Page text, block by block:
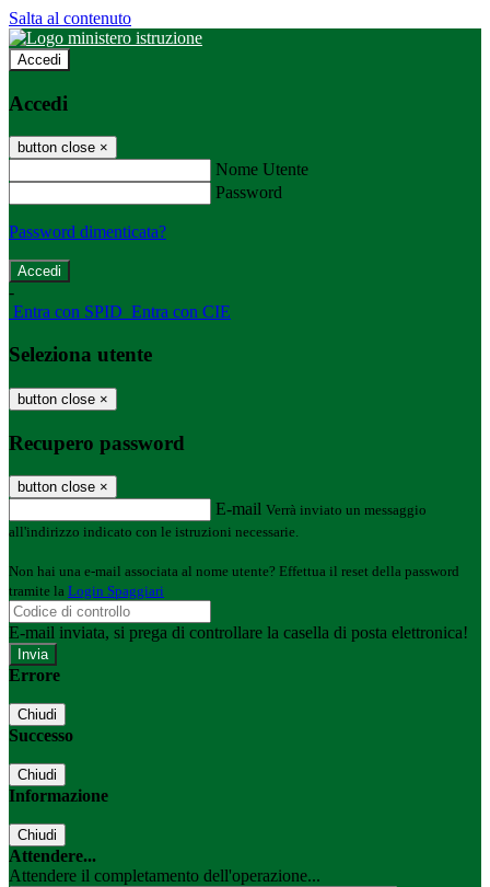
Salta al contenuto
Accedi
Accedi
button close ×
Nome Utente
Password
Password dimenticata?
-
Entra con SPID Entra con CIE
Seleziona utente
button close ×
Recupero password
button close ×
E-mail Verrà inviato un messaggio
all'indirizzo indicato con le istruzioni necessarie.
Non hai una e-mail associata al nome utente? Effettua il reset della password
tramite la Login Spaggiari
E-mail inviata, si prega di controllare la casella di posta elettronica!
Errore
Chiudi
Successo
Chiudi
Informazione
Chiudi
Attendere...
Attendere il completamento dell'operazione...